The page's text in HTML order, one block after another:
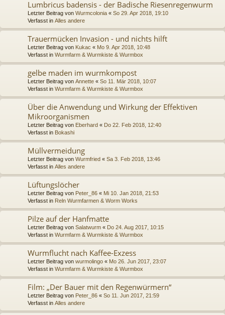
Lumbricus badensis - der Badische Riesenregenwurm
Letzter Beitrag von Wurmcolonia « So 29. Apr 2018, 19:10
Verfasst in Alles andere
Trauermücken Invasion - und nichts hilft
Letzter Beitrag von Kukac « Mo 9. Apr 2018, 10:48
Verfasst in Wurmfarm & Wurmkiste & Wurmbox
gelbe maden im wurmkompost
Letzter Beitrag von Annette « So 11. Mär 2018, 10:07
Verfasst in Wurmfarm & Wurmkiste & Wurmbox
Über die Anwendung und Wirkung der Effektiven
Mikroorganismen
Letzter Beitrag von Eberhard « Do 22. Feb 2018, 12:40
Verfasst in Bokashi
Müllvermeidung
Letzter Beitrag von Wurmfried « Sa 3. Feb 2018, 13:46
Verfasst in Alles andere
Lüftungslöcher
Letzter Beitrag von Peter_86 « Mi 10. Jan 2018, 21:53
Verfasst in Reln Wurmfarmen & Worm Works
Pilze auf der Hanfmatte
Letzter Beitrag von Salatwurm « Do 24. Aug 2017, 10:15
Verfasst in Wurmfarm & Wurmkiste & Wurmbox
Wurmflucht nach Kaffee-Exzess
Letzter Beitrag von wurmolingo « Mo 26. Jun 2017, 23:07
Verfasst in Wurmfarm & Wurmkiste & Wurmbox
Film: „Der Bauer mit den Regenwürmern“
Letzter Beitrag von Peter_86 « So 11. Jun 2017, 21:59
Verfasst in Alles andere